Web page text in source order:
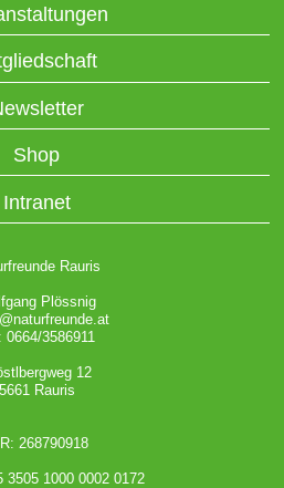
Shop
Intranet
Rauris
Plössnig
0664/3586911
12
5661 Rauris
268790918
3505 1000 0002 0172